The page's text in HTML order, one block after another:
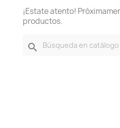
¡Estate atento!
productos.
search